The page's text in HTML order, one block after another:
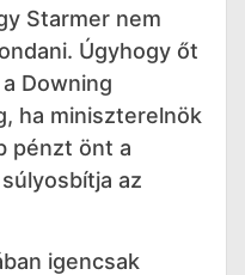
Starmer nem
Úgyhogy őt
Downing
ha miniszterelnök
pénzt önt a
az
igencsak